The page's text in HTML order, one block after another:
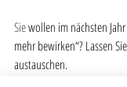
Sie wollen im nächsten
mehr bewirken“? Lassen
austauschen.